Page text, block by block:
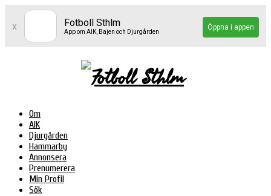
x Fotboll Sthlm
App om AIK, Bajen och Djurgården
Öppna i appen
Om
AIK
Djurgården
Hammarby
Annonsera
Prenumerera
Min Profil
Sök